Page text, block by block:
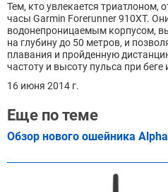
Тем, кто увлекается триатлоном,
часы Garmin Forerunner 910XT.
водонепроницаемым корпусом,
на глубину до 50 метров, и
плавания и пройденную
частоту и высоту пульса при
16 июня 2014 г.
Еще по теме
Обзор нового ошейника